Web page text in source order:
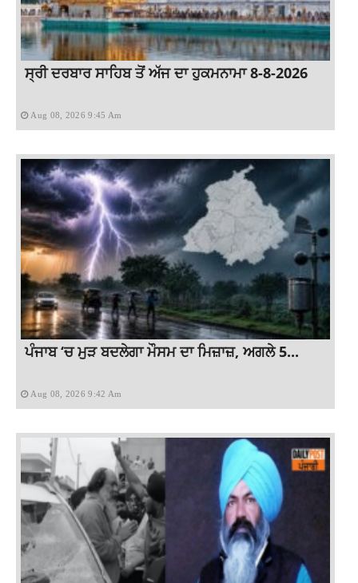
ਸ੍ਰੀ ਦਰਬਾਰ ਸਾਹਿਬ ਤੋਂ ਅੱਜ ਦਾ ਹੁਕਮਨਾਮਾ 8-8-2026
Aug 08, 2026 9:45 Am
ਪੰਜਾਬ ‘ਚ ਮੁੜ ਬਦਲੇਗਾ ਮੌਸਮ ਦਾ ਮਿਜ਼ਾਜ਼, ਅਗਲੇ 5...
Aug 08, 2026 9:42 Am